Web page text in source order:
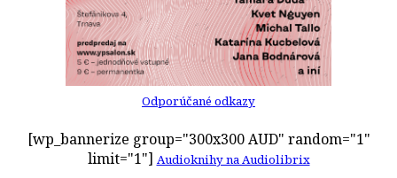
Odporúčané odkazy
[wp_bannerize group="300x300 AUD" random="1"
limit="1"] Audioknihy na Audiolibrix